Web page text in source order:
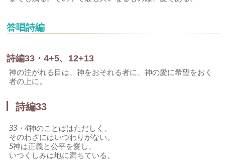
答唱詩編
詩編33・4+5、12+13
神の注がれる目は、神をおそれる者に、神の愛に希望をおく
者の上に。
詩編33
33・4神のことばはただしく、
そのわざにはいつわりがない。
5神は正義と公平を愛し、
いつくしみは地に満ちている。